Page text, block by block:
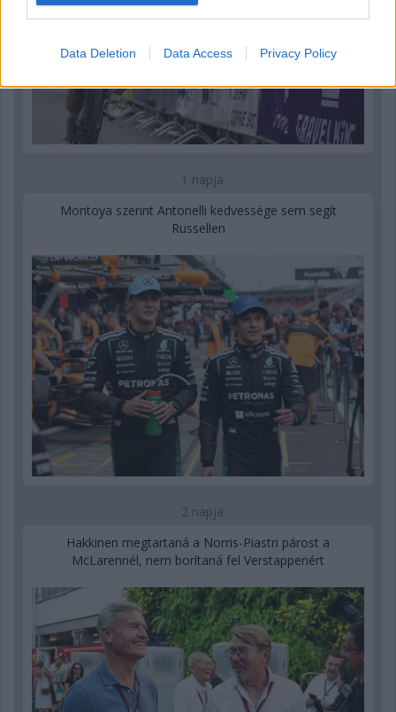
Data Deletion Data Access Privacy Policy
1 napja
Montoya szerint Antonelli kedvessége sem segít
Russellen
2 napja
Hakkinen megtartaná a Norris-Piastri párost a
McLarennél, nem borítaná fel Verstappenért